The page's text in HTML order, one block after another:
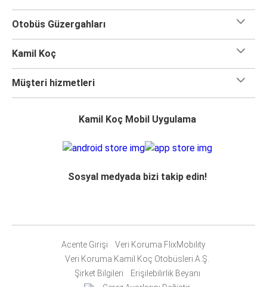
Otobüs Güzergahları
Kamil Koç
Müşteri hizmetleri
Kamil Koç Mobil Uygulama
Sosyal medyada bizi takip edin!
Acente Girişi
Veri Koruma FlixMobility
Veri Koruma Kamil Koç Otobüsleri A.Ş.
Şirket Bilgileri
Erişilebilirlik Beyanı